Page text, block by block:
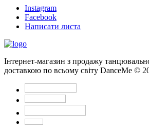
Instagram
Facebook
Написати листа
Інтернет-магазин з продажу
доставкою по всьому світу DanceMe ©